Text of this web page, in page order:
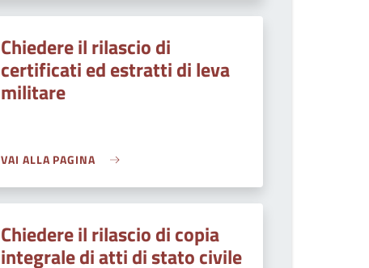
Chiedere il rilascio di
certificati ed estratti di leva
militare
VAI ALLA PAGINA
Chiedere il rilascio di copia
integrale di atti di stato civile